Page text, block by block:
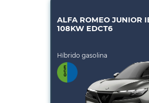
ALFA ROMEO JUNIOR
108KW EDCT6
Híbrido gasolina